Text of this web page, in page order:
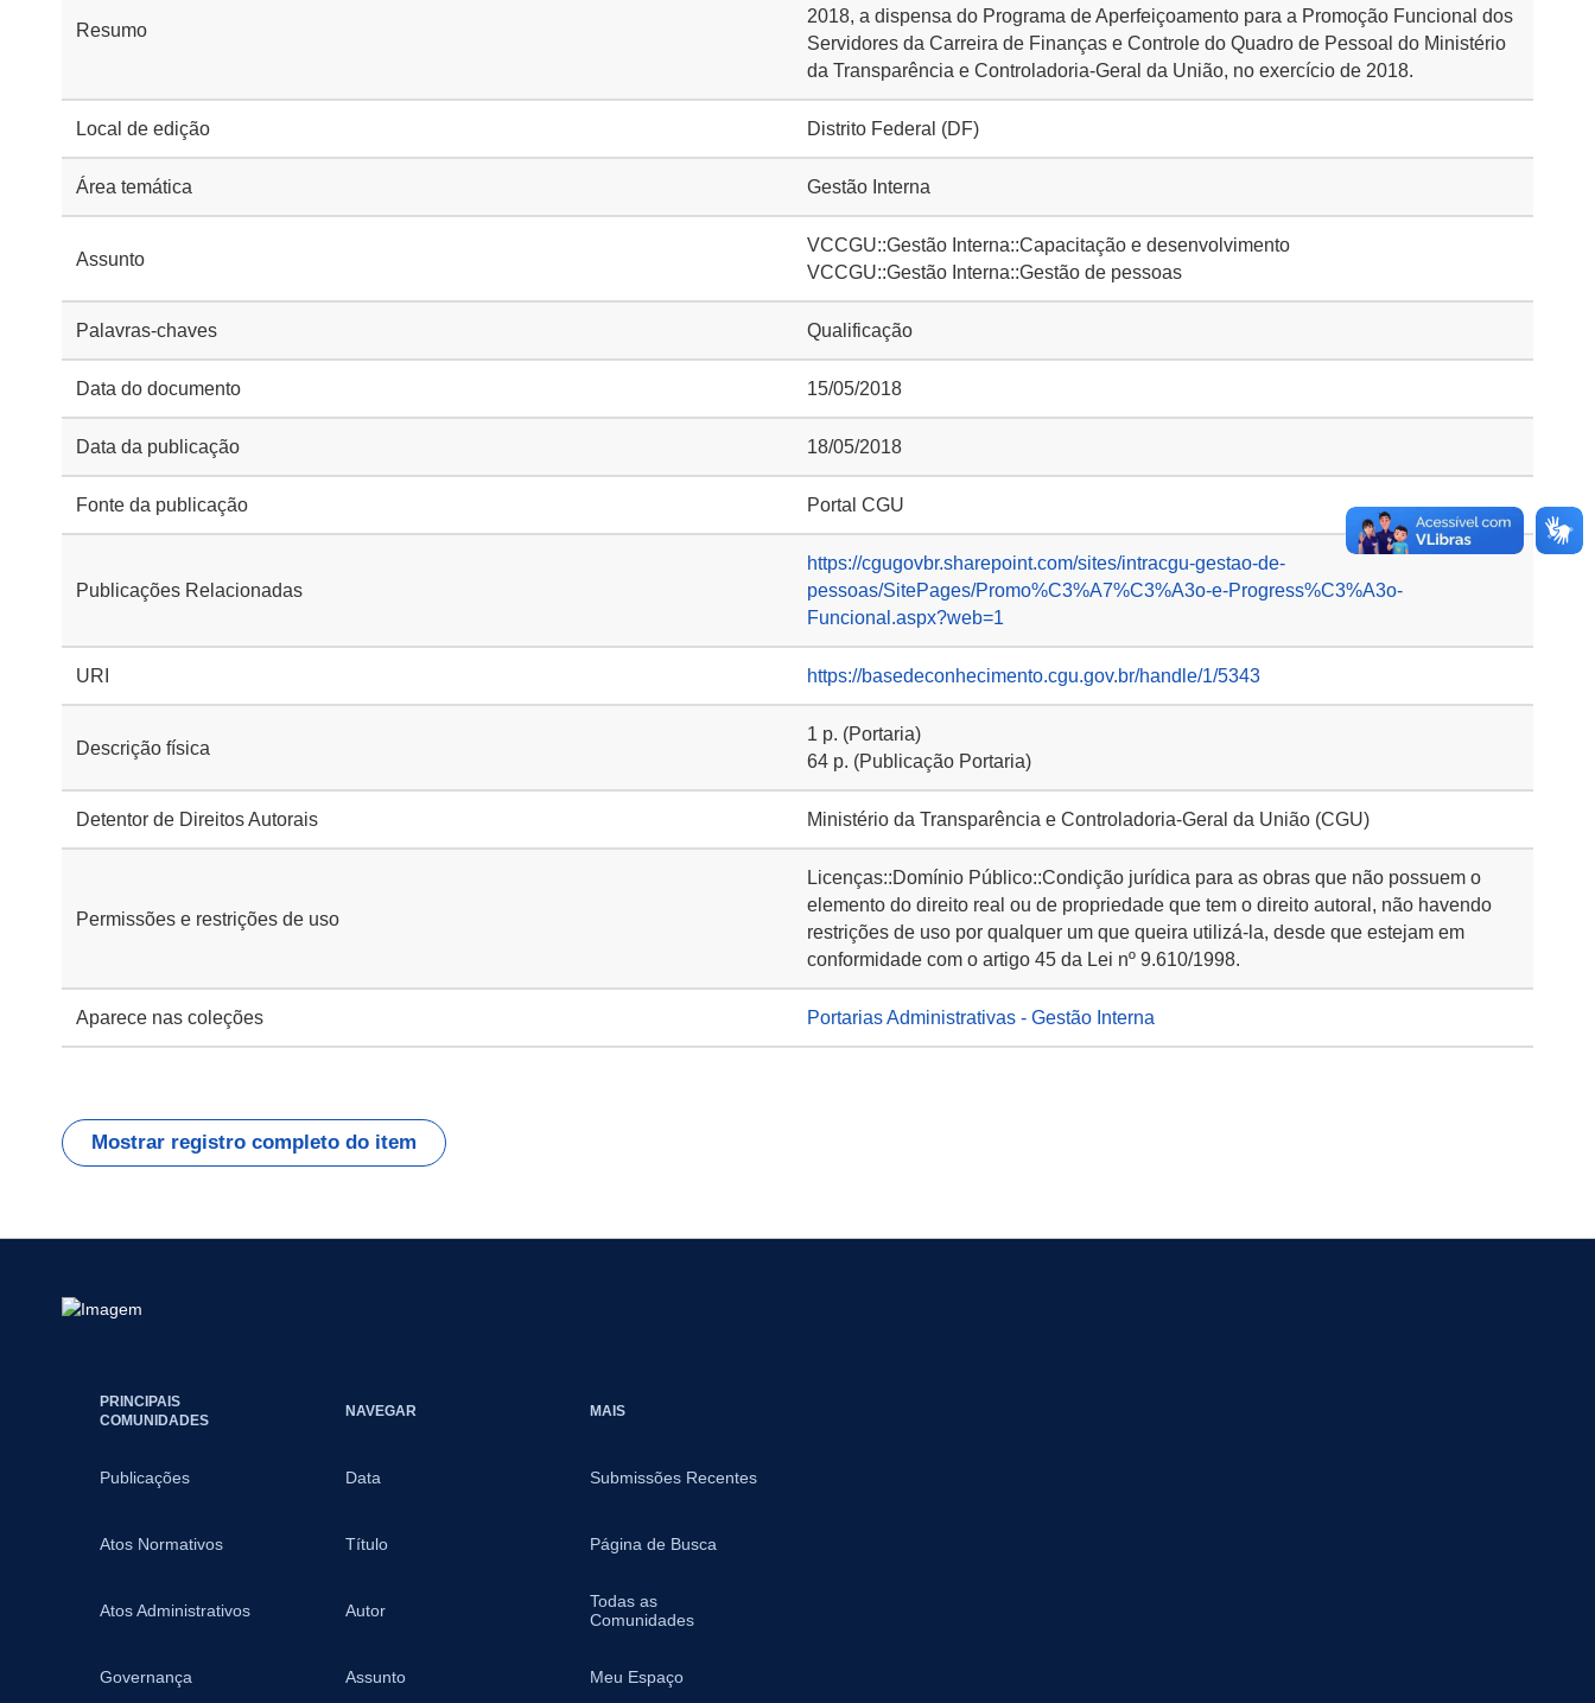
Resumo
2018, a dispensa do Programa de Aperfeiçoamento para a Promoção Funcional dos
Servidores da Carreira de Finanças e Controle do Quadro de Pessoal do Ministério
da Transparência e Controladoria-Geral da União, no exercício de 2018.
Local de edição Distrito Federal (DF)
Área temática Gestão Interna
Assunto
VCCGU::Gestão Interna::Capacitação e desenvolvimento
VCCGU::Gestão Interna::Gestão de pessoas
Palavras-chaves Qualificação
Data do documento 15/05/2018
Data da publicação 18/05/2018
Fonte da publicação Portal CGU
Publicações Relacionadas
https://cgugovbr.sharepoint.com/sites/intracgu-gestao-de-
pessoas/SitePages/Promo%C3%A7%C3%A3o-e-Progress%C3%A3o-
Funcional.aspx?web=1
URI https://basedeconhecimento.cgu.gov.br/handle/1/5343
Descrição física
1 p. (Portaria)
64 p. (Publicação Portaria)
Detentor de Direitos Autorais Ministério da Transparência e Controladoria-Geral da União (CGU)
Permissões e restrições de uso
Licenças::Domínio Público::Condição jurídica para as obras que não possuem o
elemento do direito real ou de propriedade que tem o direito autoral, não havendo
restrições de uso por qualquer um que queira utilizá-la, desde que estejam em
conformidade com o artigo 45 da Lei nº 9.610/1998.
Aparece nas coleções Portarias Administrativas - Gestão Interna
Mostrar registro completo do item
PRINCIPAIS
COMUNIDADES
Publicações
Atos Normativos
Atos Administrativos
Governança
NAVEGAR
Data
Título
Autor
Assunto
MAIS
Submissões Recentes
Página de Busca
Todas as
Comunidades
Meu Espaço